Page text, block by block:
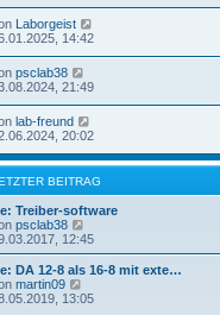
Laborgeist
14:42
psclab38
21:49
lab-freund
20:02
BEITRAG
Treiber-software
psclab38
e
u
e
t
12:45
DA 12-8 als 16-8 mit exte…
martin09
e
13:05